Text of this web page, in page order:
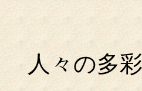
人々の多